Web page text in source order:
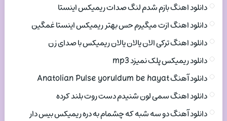
دانلود اهنگ بازم شدم لنگ صدات ریمیکس اینستا
دانلود اهنگ ازت میگیرم حس بهتر ریمیکس اینستا غمگین
دانلود اهنگ ترکی الان یالان یالان ریمیکس با صدای زن
دانلود ریمیکس پلک نمیزد mp3
دانلود آهنگ Anatolian Pulse yoruldum be hayat
دانلود اهنگ سمی لون شنیدم دست روت بلند کرده
دانلود آهنگ دو سه شبه که چشمام به دره ریمیکس بیس دار